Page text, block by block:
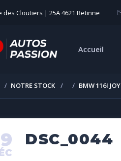
des Cloutiers | 25A 4621 Retinne
Accueil
NOTRE STOCK BMW 116I JOY
DSC_0044